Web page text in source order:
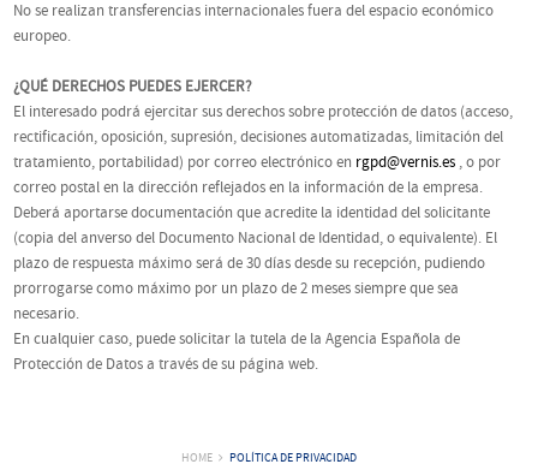
No se realizan transferencias internacionales fuera del espacio económico
europeo.
¿QUÉ DERECHOS PUEDES EJERCER?
El interesado podrá ejercitar sus derechos sobre protección de datos (acceso,
rectificación, oposición, supresión, decisiones automatizadas, limitación del
tratamiento, portabilidad) por correo electrónico en rgpd@vernis.es , o por
correo postal en la dirección reflejados en la información de la empresa.
Deberá aportarse documentación que acredite la identidad del solicitante
(copia del anverso del Documento Nacional de Identidad, o equivalente). El
plazo de respuesta máximo será de 30 días desde su recepción, pudiendo
prorrogarse como máximo por un plazo de 2 meses siempre que sea
necesario.
En cualquier caso, puede solicitar la tutela de la Agencia Española de
Protección de Datos a través de su página web.
HOME POLÍTICA DE PRIVACIDAD